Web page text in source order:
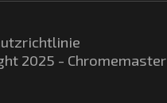
2025 - Chromemaster